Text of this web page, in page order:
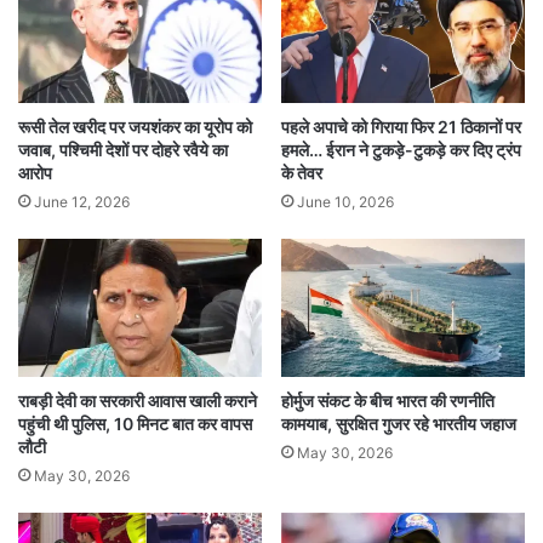
कर्क (Cancer)
आज आपको मानसिक तनाव का सामना करना पड़ सकता
है। ऑफिस में काम का बोझ अधिक रहेगा। भावुकता में
आकर कोई फैसला न लें। माता के स्वास्थ्य का ध्यान रखें।
धार्मिक कार्यों में रुचि बढ़ेगी।
सिंह (Leo)
आज आपका आत्मविश्वास चरम पर रहेगा। समाज में मान-
सम्मान बढ़ेगा। पुरानी समस्याओं का समाधान मिल सकता
है। संतान पक्ष से कोई शुभ समाचार मिल सकता है। प्रॉपर्टी
से जुड़े मामलों में सफलता मिलेगी।
कन्या (Virgo)
रूसी तेल खरीद पर जयशंकर का यूरोप को
जवाब, पश्चिमी देशों पर दोहरे रवैये का
आरोप
June 12, 2026
पहले अपाचे को गिराया फिर 21 ठिकानों पर
हमले… ईरान ने टुकड़े-टुकड़े कर दिए ट्रंप
के तेवर
June 10, 2026
राबड़ी देवी का सरकारी आवास खाली कराने
पहुंची थी पुलिस, 10 मिनट बात कर वापस
लौटी
May 30, 2026
होर्मुज संकट के बीच भारत की रणनीति
कामयाब, सुरक्षित गुजर रहे भारतीय जहाज
May 30, 2026